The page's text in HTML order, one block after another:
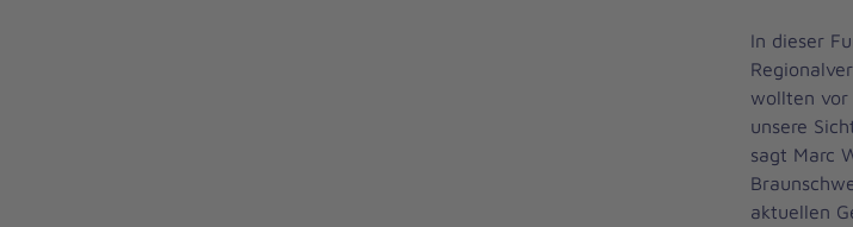
In dieser
wollten vor
unsere
sagt Marc
aktuellen